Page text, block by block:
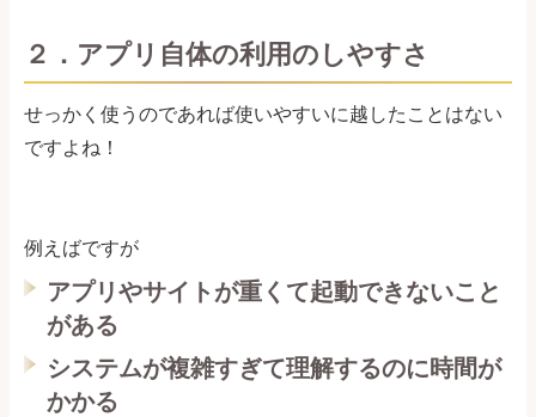
２．アプリ自体の利用のしやすさ
せっかく使うのであれば使いやすいに越したことはない
ですよね！
例えばですが
アプリやサイトが重くて起動できないこと
がある
システムが複雑すぎて理解するのに時間が
かかる